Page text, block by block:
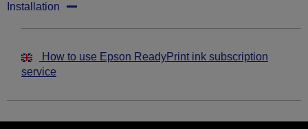
Installation
How to use Epson ReadyPrint ink subscription
service